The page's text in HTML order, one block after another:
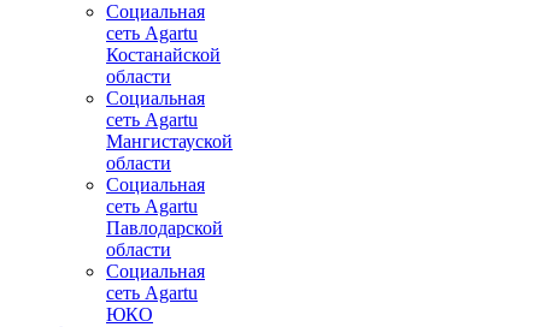
Социальная
сеть Agartu
Костанайской
области
Социальная
сеть Agartu
Мангистауской
области
Социальная
сеть Agartu
Павлодарской
области
Социальная
сеть Agartu
ЮКО